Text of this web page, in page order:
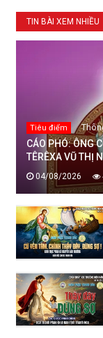
TIN BÀI XEM NHIỀU
Tiêu điểm
CÁO PHÓ: ÔNG
TÊRÊXA VŨ THỊ
MAI THỊ THỊNH,
AN NGHỈ
04/08/2026